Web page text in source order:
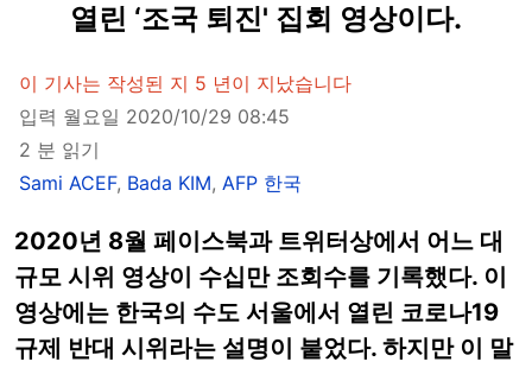
열린 ‘조국 퇴진' 집회 영상이다.
이 기사는 작성된 지 5 년이 지났습니다
입력 월요일 2020/10/29 08:45
2 분 읽기
Sami ACEF, Bada KIM, AFP 한국
2020년 8월 페이스북과 트위터상에서 어느 대
규모 시위 영상이 수십만 조회수를 기록했다. 이
영상에는 한국의 수도 서울에서 열린 코로나19
규제 반대 시위라는 설명이 붙었다. 하지만 이 말